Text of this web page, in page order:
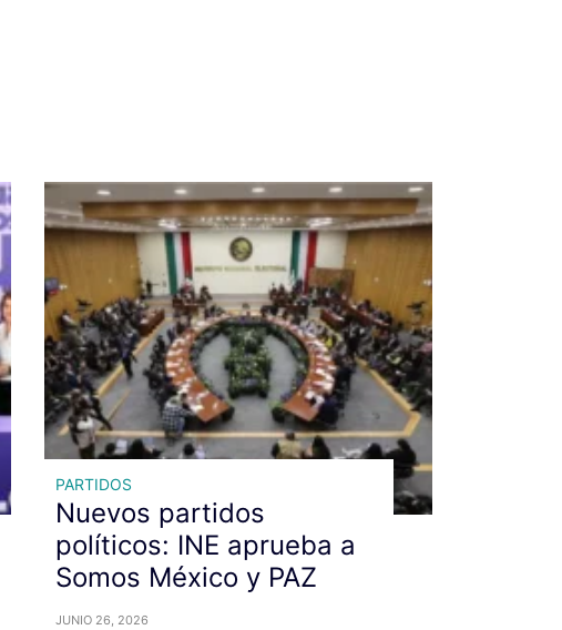
PARTIDOS
Nuevos partidos
políticos: INE aprueba a
Somos México y PAZ
JUNIO 26, 2026